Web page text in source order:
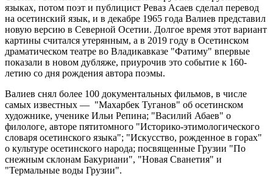
языках, потом поэт и публицист Реваз Асаев сделал перевод
на осетинский язык, и в декабре 1965 года Валиев представил
новую версию в Северной Осетии. Долгое время этот вариант
картины считался утерянным, а в 2019 году в Осетинском
драматическом театре во Владикавказе "Фатиму" впервые
показали в новом дубляже, приурочив это событие к 160-
летию со дня рождения автора поэмы.
Валиев снял более 100 документальных фильмов, в числе
самых известных — "Махарбек Туганов" об осетинском
художнике, ученике Ильи Репина; "Василий Абаев" о
филологе, авторе пятитомного "Историко-этимологического
словаря осетинского языка"; "Искусство, рожденное в горах"
о культуре осетинского народа; посвященные Грузии "По
снежным склонам Бакуриани", "Новая Сванетия" и
"Термальные воды Грузии".